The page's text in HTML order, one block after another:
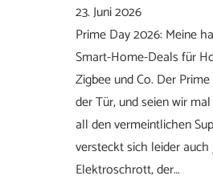
23. Juni 2026
Prime Day 2026: Meine
Smart-Home-Deals für
Zigbee und Co. Der
der Tür, und seien wir
all den vermeintlichen
versteckt sich leider
Elektroschrott, der…